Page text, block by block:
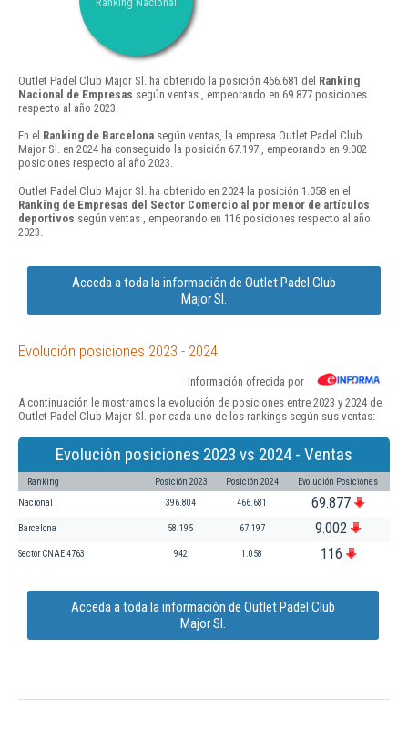
Outlet Padel Club Major Sl. ha obtenido la posición 466.681 del Ranking
Nacional de Empresas según ventas , empeorando en 69.877 posiciones
respecto al año 2023.
En el Ranking de Barcelona según ventas, la empresa Outlet Padel Club
Major Sl. en 2024 ha conseguido la posición 67.197 , empeorando en 9.002
posiciones respecto al año 2023.
Outlet Padel Club Major Sl. ha obtenido en 2024 la posición 1.058 en el
Ranking de Empresas del Sector Comercio al por menor de artículos
deportivos según ventas , empeorando en 116 posiciones respecto al año
2023.
Acceda a toda la información de Outlet Padel Club
Major Sl.
Evolución posiciones 2023 - 2024
Información ofrecida por
A continuación le mostramos la evolución de posiciones entre 2023 y 2024 de
Outlet Padel Club Major Sl. por cada uno de los rankings según sus ventas:
Evolución posiciones 2023 vs 2024 - Ventas
Ranking Posición 2023 Posición 2024 Evolución Posiciones
Nacional 396.804 466.681 69.877
Barcelona 58.195 67.197 9.002
Sector CNAE 4763 942 1.058 116
Acceda a toda la información de Outlet Padel Club
Major Sl.